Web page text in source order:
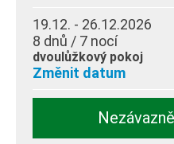
19.12. - 26.12.2026
8 dnů / 7 nocí
dvoulůžkový pokoj
Změnit datum